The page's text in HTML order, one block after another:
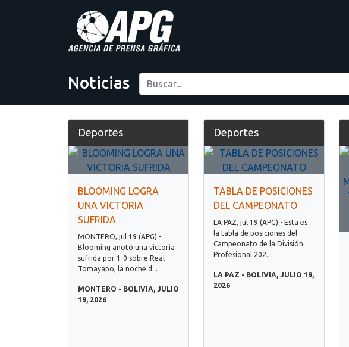
Noticias
Deportes
BLOOMING LOGRA
UNA VICTORIA
SUFRIDA
MONTERO, jul 19 (APG).-
Blooming anotó una victoria
sufrida por 1-0 sobre Real
Tomayapo, la noche d...
MONTERO - BOLIVIA, JULIO
19, 2026
Deportes
TABLA DE POSICIONES
DEL CAMPEONATO
LA PAZ, jul 19 (APG).- Esta es
la tabla de posiciones del
Campeonato de la División
Profesional 202...
LA PAZ - BOLIVIA, JULIO 19,
2026